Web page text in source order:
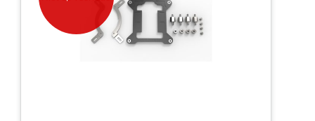
Webshop